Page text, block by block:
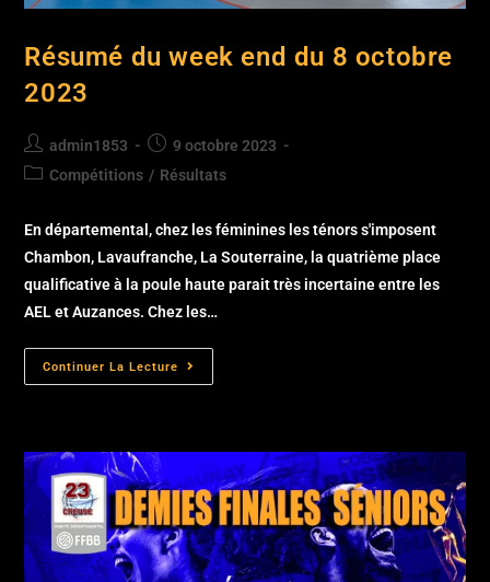
Résumé du week end du 8 octobre
2023
admin1853
9 octobre 2023
Compétitions / Résultats
En départemental, chez les féminines les ténors s'imposent
Chambon, Lavaufranche, La Souterraine, la quatrième place
qualificative à la poule haute parait très incertaine entre les
AEL et Auzances. Chez les…
Continuer La Lecture